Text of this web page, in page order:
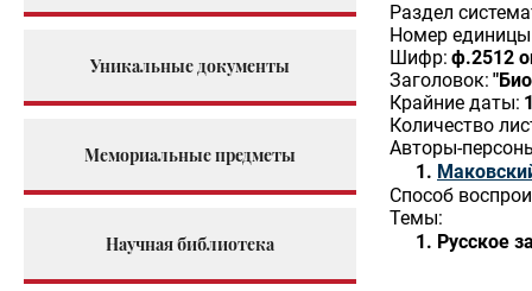
Уникальные документы
Мемориальные предметы
Научная библиотека
Раздел
Номер единицы
Шифр: ф.2512
Заголовок:
Крайние даты:
Количество
Авторы-
Способ
Темы:
Русское